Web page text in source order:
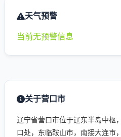
天气预警
当前无预警信息
关于营口市
辽宁省营口市位于辽东半岛中枢
口处，东临鞍山市，南接大连市